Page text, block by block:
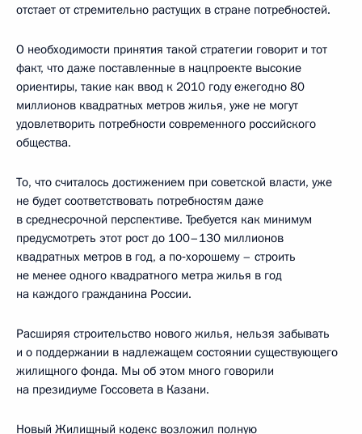
отстает от стремительно растущих в стране потребностей.
О необходимости принятия такой стратегии говорит и тот
факт, что даже поставленные в нацпроекте высокие
ориентиры, такие как ввод к 2010 году ежегодно 80
миллионов квадратных метров жилья, уже не могут
удовлетворить потребности современного российского
общества.
То, что считалось достижением при советской власти, уже
не будет соответствовать потребностям даже
в среднесрочной перспективе. Требуется как минимум
предусмотреть этот рост до 100–130 миллионов
квадратных метров в год, а по‑хорошему – строить
не менее одного квадратного метра жилья в год
на каждого гражданина России.
Расширяя строительство нового жилья, нельзя забывать
и о поддержании в надлежащем состоянии существующего
жилищного фонда. Мы об этом много говорили
на президиуме Госсовета в Казани.
Новый Жилищный кодекс возложил полную